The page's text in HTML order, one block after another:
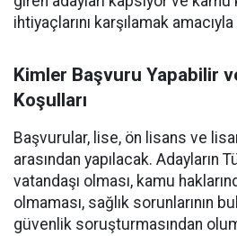
ihtiyaçlarını karşılamak
Kimler Başvuru Yapabilir
Koşulları
Başvurular, lise, ön lisans ve
arasından yapılacak. Adayların
vatandaşı olması, kamu
olmaması, sağlık sorunlarının
güvenlik soruşturmasından